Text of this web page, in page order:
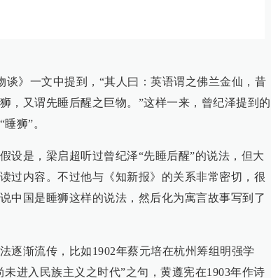
谈》一文中提到，“其人曰：英语谓之佛兰金仙，昔
，又谓先睡后醒之巨物。”这样一来，曾纪泽提到的
狮”。
设是，梁启超听过曾纪泽“先睡后醒”的说法，但大
过内容。不过他与《知新报》的关系非常密切，很
中国是睡狮这样的说法，然后化为寓言故事写到了
逐渐流传，比如1902年蔡元培在杭州筹组明强学
进入民族主义之时代”之句，黄遵宪在1903年作诗